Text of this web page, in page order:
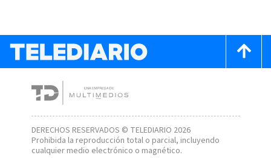
DERECHOS RESERVADOS © TELEDIARIO 2026
Prohibida la reproducción total o parcial, incluyendo
cualquier medio electrónico o magnético.